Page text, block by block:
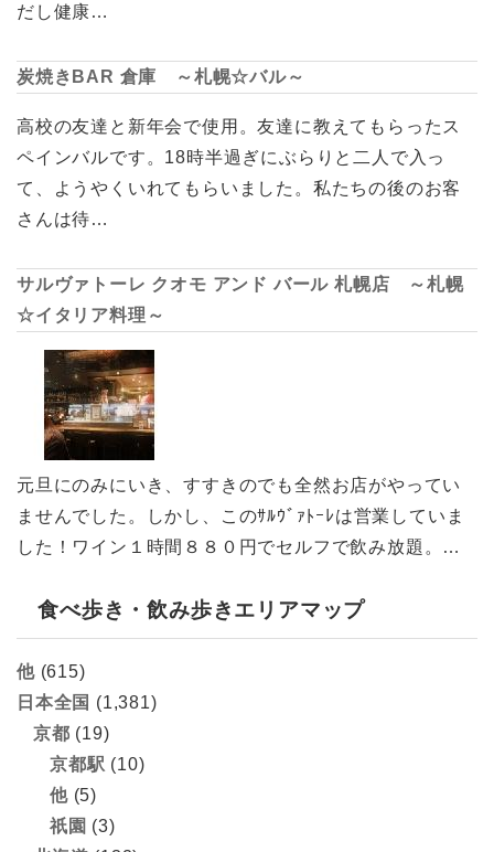
だし健康…
炭焼きBAR 倉庫 ～札幌☆バル～
高校の友達と新年会で使用。友達に教えてもらったス
ペインバルです。18時半過ぎにぶらりと二人で入っ
て、ようやくいれてもらいました。私たちの後のお客
さんは待…
サルヴァトーレ クオモ アンド バール 札幌店 ～札幌
☆イタリア料理～
元旦にのみにいき、すすきのでも全然お店がやってい
ませんでした。しかし、このｻﾙｳﾞｧﾄｰﾚは営業していま
した！ワイン１時間８８０円でセルフで飲み放題。…
食べ歩き・飲み歩きエリアマップ
他(615)
日本全国 (1,381)
京都 (19)
京都駅 (10)
他(5)
祇園 (3)